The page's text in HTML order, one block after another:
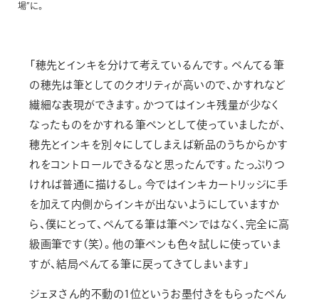
場”に。
「穂先とインキを分けて考えているんです。ぺんてる筆
の穂先は筆としてのクオリティが高いので、かすれなど
繊細な表現ができます。かつてはインキ残量が少なく
なったものをかすれる筆ペンとして使っていましたが、
穂先とインキを別々にしてしまえば新品のうちからかす
れをコントロールできるなと思ったんです。たっぷりつ
ければ普通に描けるし。今ではインキカートリッジに手
を加えて内側からインキが出ないようにしていますか
ら、僕にとって、ぺんてる筆は筆ペンではなく、完全に高
級画筆です（笑）。他の筆ペンも色々試しに使っていま
すが、結局ぺんてる筆に戻ってきてしまいます」
ジェヌさん的不動の1位というお墨付きをもらったぺん